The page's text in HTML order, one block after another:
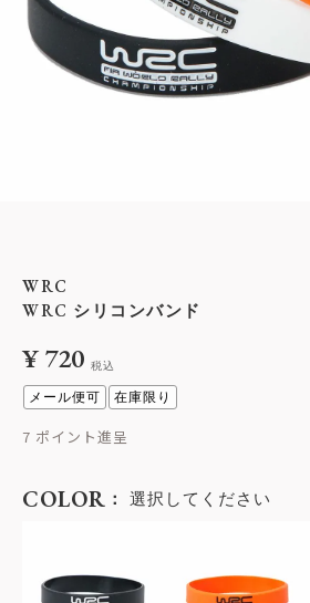
WRC
WRC シリコンバンド
¥720 税込
メール便可 在庫限り
7
COLOR 選択してください